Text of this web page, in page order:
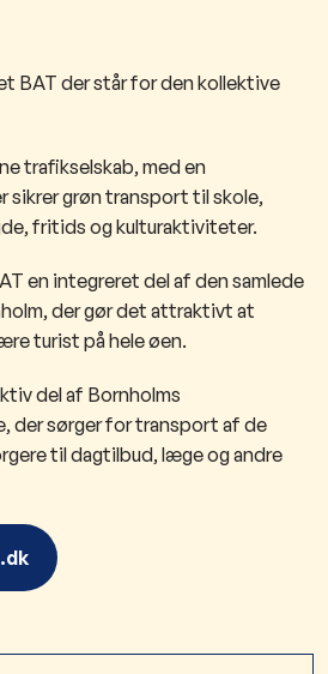
BAT der står for den kollektive
trafikselskab, med en
sikrer grøn transport til skole,
fritids og kulturaktiviteter.
en integreret del af den samlede
der gør det attraktivt at
turist på hele øen.
del af Bornholms
der sørger for transport af de
til dagtilbud, læge og andre